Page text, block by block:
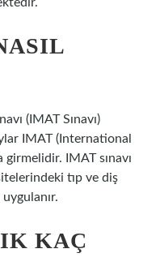
(IMAT Sınavı)
IMAT (International
girmelidir. IMAT sınavı
tıp ve diş
KAÇ